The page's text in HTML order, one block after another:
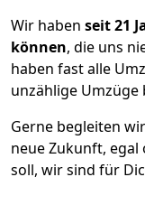
Wir haben seit21
können, die uns
haben fast alle
unzählige
Gerne begleiten
neue Zukunft, egal
soll, wir sind für